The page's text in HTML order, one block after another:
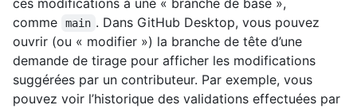
ces modifications à une « branche de base »,
comme
main . Dans GitHub Desktop, vous pouvez
ouvrir (ou « modifier ») la branche de tête d’une
demande de tirage pour afficher les modifications
suggérées par un contributeur. Par exemple, vous
pouvez voir l’historique des validations effectuées par